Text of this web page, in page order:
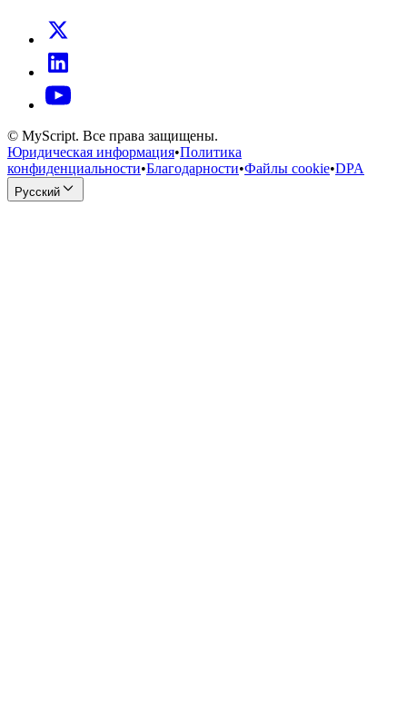
© MyScript. Все права защищены.
Юридическая информация•Политика
конфиденциальности•Благодарности•Файлы cookie•DPA
Русский